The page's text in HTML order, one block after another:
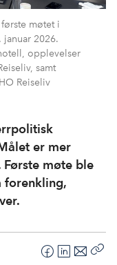
møtet i
2026.
opplevelser
samt
Reiseliv
er mer
møte ble
forenkling,
F
L
E